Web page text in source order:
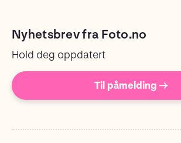
Nyhetsbrev fra Foto.no
Hold deg oppdatert
Til påmelding →